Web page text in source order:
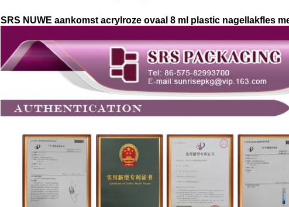
SRS NUWE aankomst acrylroze ovaal 8 ml plastic nagellakfles